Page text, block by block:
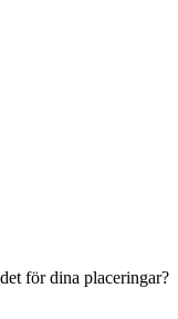
för dina placeringar?